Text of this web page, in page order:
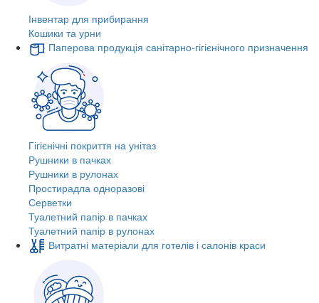
Інвентар для прибирання
Кошики та урни
Паперова продукція санітарно-гігієнічного призначення
Гігієнічні покриття на унітаз
Рушники в пачках
Рушники в рулонах
Простирадла одноразові
Серветки
Туалетний папір в пачках
Туалетний папір в рулонах
Витратні матеріали для готелів і салонів краси